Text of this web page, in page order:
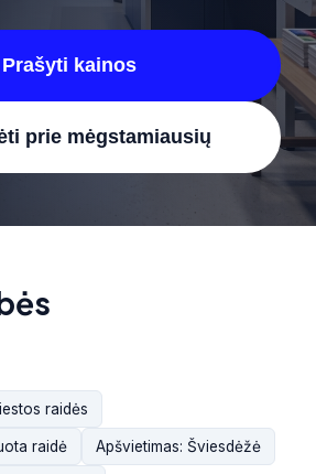
Prašyti kainos
prie mėgstamiausių
raidės
raidė Apšvietimas: Šviesdėžė